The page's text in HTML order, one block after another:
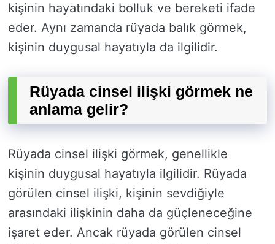
kişinin hayatındaki bolluk ve bereketi ifade
eder. Aynı zamanda rüyada balık görmek,
kişinin duygusal hayatıyla da ilgilidir.
Rüyada cinsel ilişki görmek ne
anlama gelir?
Rüyada cinsel ilişki görmek, genellikle
kişinin duygusal hayatıyla ilgilidir. Rüyada
görülen cinsel ilişki, kişinin sevdiğiyle
arasındaki ilişkinin daha da güçleneceğine
işaret eder. Ancak rüyada görülen cinsel